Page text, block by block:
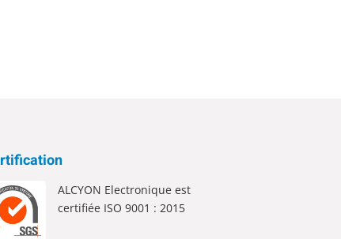
ALCYON Electronique est
certifiée ISO 9001 : 2015